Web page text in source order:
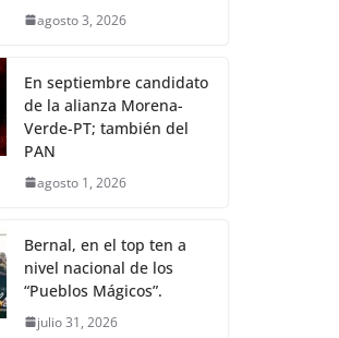
agosto 3, 2026
En septiembre candidato
de la alianza Morena-
Verde-PT; también del
PAN
agosto 1, 2026
Bernal, en el top ten a
nivel nacional de los
“Pueblos Mágicos”.
julio 31, 2026